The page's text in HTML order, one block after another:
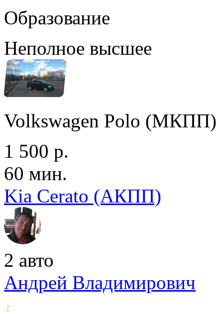
Образование
Неполное высшее
Volkswagen Polo (МКПП)
1 500 р.
60 мин.
Kia Cerato (АКПП)
2 авто
Андрей Владимирович